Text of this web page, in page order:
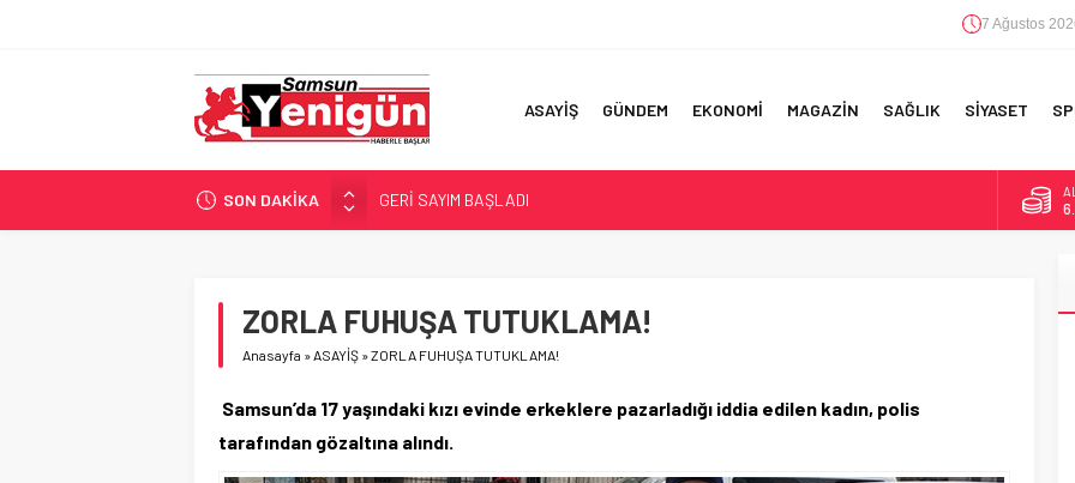
7 Ağustos
ASAYİŞ GÜNDEM EKONOMİ MAGAZİN SAĞLIK SİYASET
SON DAKİKA
GERİ SAYIM BAŞLADI
SAMSUNSPOR’DA HEDEF 5’İNCİLİK!
İŞTE FINDIK FİYATI!
YÖNETİCİ SEÇERKEN YAPILAN EN BÜYÜK HATALAR
ZORLA FUHUŞA TUTUKLAMA!
Anasayfa »ASAYİŞ »ZORLA FUHUŞA TUTUKLAMA!
Samsun’da 17 yaşındaki kızı evinde erkeklere pazarladığı iddia edilen kadın, polis
tarafından gözaltına alındı.